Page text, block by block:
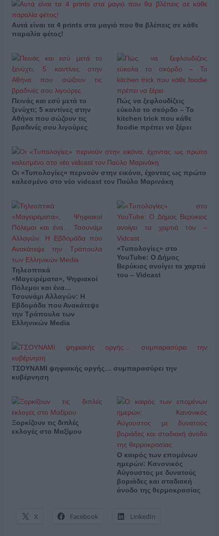
Αυτά είναι τα 4 prints στα μαγιό που θα βλέπεις σε κάθε
παραλία φέτος!
Πεινάς και εσύ μετά το
ξενύχτι; 5 καντίνες στην
Αθήνα που σώζουν τις
βραδινές σου λιγούρες
Πώς να ξεφλουδίζεις
εύκολα το σκόρδο – Το
kitchen trick που κάθε
foodie πρέπει να ξέρει
Οι «Τυπολογίες» περνούν στην εικόνα, έχοντας ως πρώτο
καλεσμένο στο νέο vidcast τον Παύλο Μαρινάκη
Τηλεοπτικά
«Μαγειρέματα», Ψηφιακοί
Πόλεμοι και ένα…
Τσουνάμι Αλλαγών: Η
Εβδομάδα που Ανακάτεψε
την Τράπουλα των
Ελληνικών Media
«Τυπολογίες» στο
YouTube: Ο Δήμος
Βερύκιος ανοίγει τα χαρτιά
του – Vidcast
ΤΣΟΥΝΑΜΙ ψηφιακής οργής… συμπαρασύρει την
κυβέρνηση
Ξορκίζουν τις διπλές
εκλογές στο Μαξίμου
Ο καιρός των επομένων
ημερών: Κανονικός
Αύγουστος με δυνατούς
βοριάδες και σταδιακή
άνοδο της θερμοκρασίας
X Facebook LinkedIn